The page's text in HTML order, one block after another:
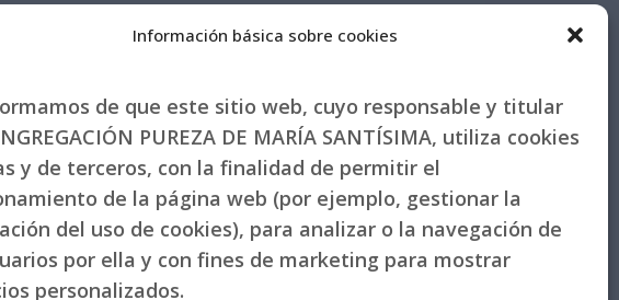
Información básica sobre cookies
de que este sitio web, cuyo responsable y titular
PUREZA DE MARÍA SANTÍSIMA, utiliza cookies
y de terceros, con la finalidad de permitir el
de la página web (por ejemplo, gestionar la
del uso de cookies), para analizar o la navegación de
por ella y con fines de marketing para mostrar
personalizados.